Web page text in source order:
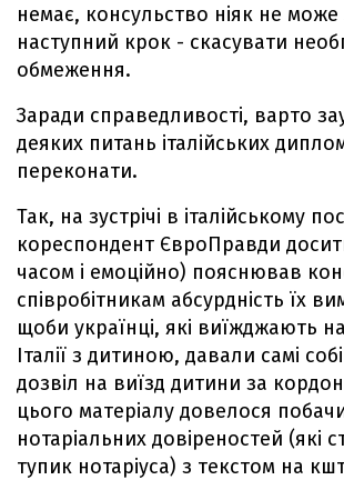
немає, консульство ніяк не
наступний крок - скасувати
обмеження.
Заради справедливості, варто
деяких питань італійських
переконати.
Так, на зустрічі в італійському
кореспондент ЄвроПравди
часом і емоційно) пояснював
співробітникам абсурдність їх
щоби українці, які виїжджають
Італії з дитиною, давали самі
дозвіл на виїзд дитини за
цього матеріалу довелося
нотаріальних довіреностей (які
тупик нотаріуса) з текстом на